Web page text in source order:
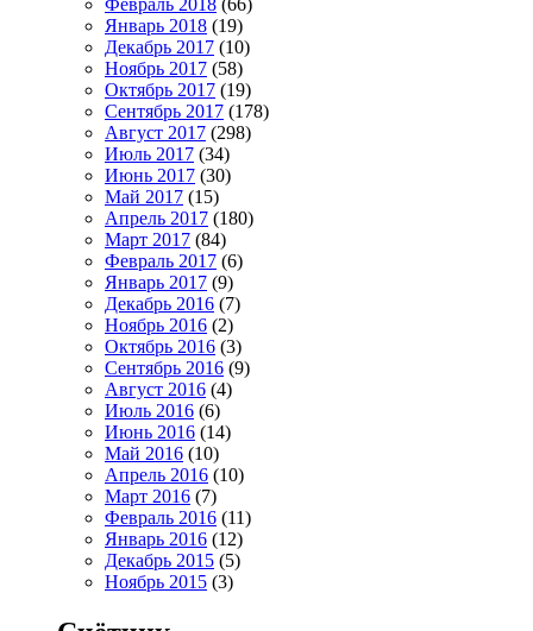
Январь 2018 (19)
Декабрь 2017 (10)
Ноябрь 2017 (58)
Октябрь 2017 (19)
Сентябрь 2017 (178)
Август 2017 (298)
Июль 2017 (34)
Июнь 2017 (30)
Май 2017 (15)
Апрель 2017 (180)
Март 2017 (84)
Февраль 2017 (6)
Январь 2017 (9)
Декабрь 2016 (7)
Ноябрь 2016 (2)
Октябрь 2016 (3)
Сентябрь 2016 (9)
Август 2016 (4)
Июль 2016 (6)
Июнь 2016 (14)
Май 2016 (10)
Апрель 2016 (10)
Март 2016 (7)
Февраль 2016 (11)
Январь 2016 (12)
Декабрь 2015 (5)
Ноябрь 2015 (3)